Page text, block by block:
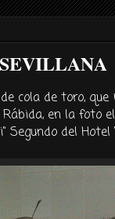
cola de toro,
Rábida, en la foto
" Segundo del Hotel